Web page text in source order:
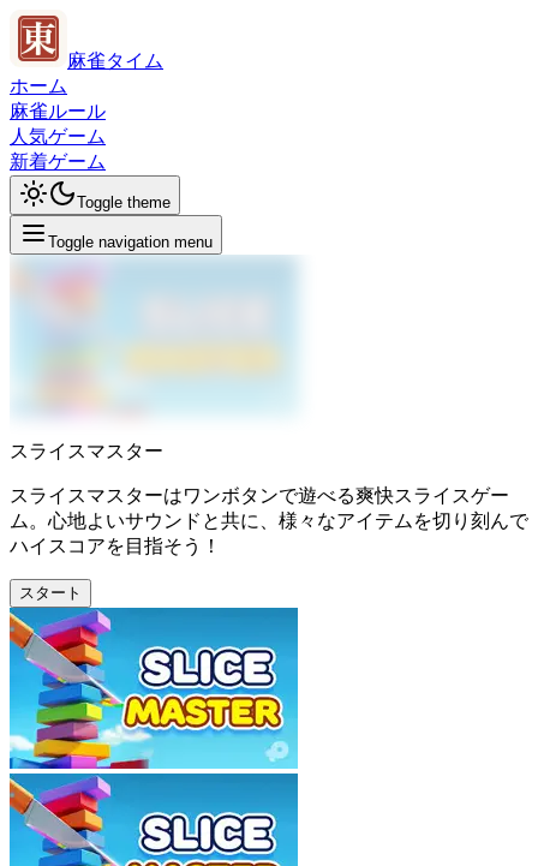
麻雀タイム
ホーム
麻雀ルール
人気ゲーム
新着ゲーム
Toggle theme
Toggle navigation menu
スライスマスター
スライスマスターはワンボタンで遊べる爽快スライスゲー
ム。心地よいサウンドと共に、様々なアイテムを切り刻んで
ハイスコアを目指そう！
スタート